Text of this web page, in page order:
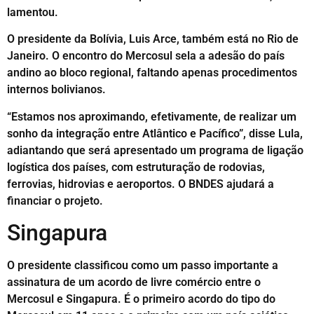
lamentou.
O presidente da Bolívia, Luis Arce, também está no Rio de
Janeiro. O encontro do Mercosul sela a adesão do país
andino ao bloco regional, faltando apenas procedimentos
internos bolivianos.
“Estamos nos aproximando, efetivamente, de realizar um
sonho da integração entre Atlântico e Pacífico”, disse Lula,
adiantando que será apresentado um programa de ligação
logística dos países, com estruturação de rodovias,
ferrovias, hidrovias e aeroportos. O BNDES ajudará a
financiar o projeto.
Singapura
O presidente classificou como um passo importante a
assinatura de um acordo de livre comércio entre o
Mercosul e Singapura. É o primeiro acordo do tipo do